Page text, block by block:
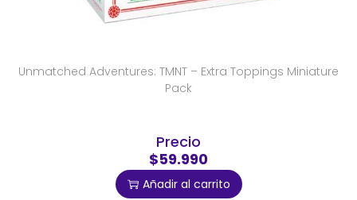
Unmatched Adventures: TMNT – Extra Toppings Miniature
Pack
Precio
$59.990
Añadir al carrito